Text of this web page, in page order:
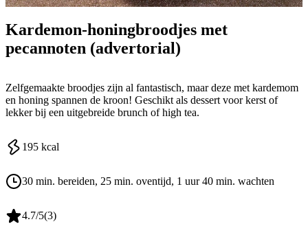
Kardemon-honingbroodjes met
pecannoten (advertorial)
Zelfgemaakte broodjes zijn al fantastisch, maar deze met kardemom
en honing spannen de kroon! Geschikt als dessert voor kerst of
lekker bij een uitgebreide brunch of high tea.
195 kcal
30 min. bereiden, 25 min. oventijd, 1 uur 40 min. wachten
4.7/5(3)